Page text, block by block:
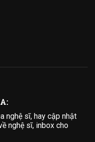
nghệ sĩ, hay cập nhật
nghệ sĩ, inbox cho